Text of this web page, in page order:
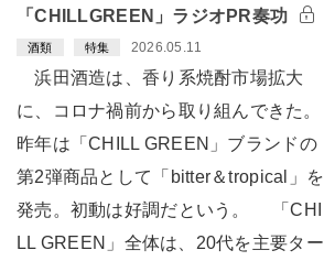
「CHILLGREEN」ラジオPR奏功
酒類 特集 2026.05.11
浜田酒造は、香り系焼酎市場拡大
に、コロナ禍前から取り組んできた。
昨年は「CHILL GREEN」ブランドの
第2弾商品として「bitter＆tropical」を
発売。初動は好調だという。 「CHI
LL GREEN」全体は、20代を主要ター